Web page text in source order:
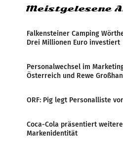
Meistgelesene
Falkensteiner Camping
Drei Millionen Euro investiert
Personalwechsel im
Österreich und Rewe
ORF: Pig legt Personalliste vor
Coca-Cola präsentiert
Markenidentität